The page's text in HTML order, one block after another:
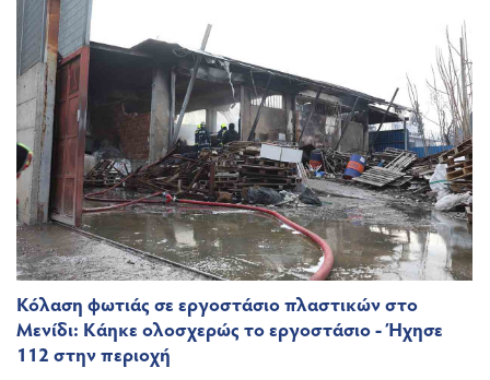
Κόλαση φωτιάς σε εργοστάσιο πλαστικών στο
Μενίδι: Κάηκε ολοσχερώς το εργοστάσιο - Ήχησε
112 στην περιοχή